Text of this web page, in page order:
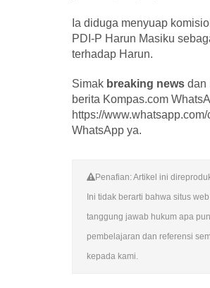
Ia diduga menyuap
PDI-P Harun Masiku
terhadap Harun.
Simak breaking news dan
berita Kompas.com
https://
WhatsApp ya.
Penafian: Artikel ini
Ini tidak berarti bahwa situs
tanggung jawab hukum apa
pembelajaran dan referensi
kepada kami.